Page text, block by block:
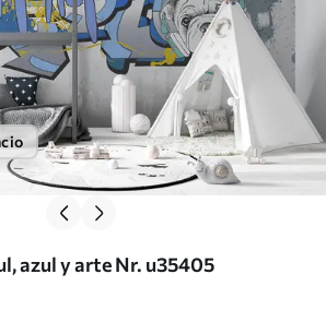
azul y arte Nr. u35405